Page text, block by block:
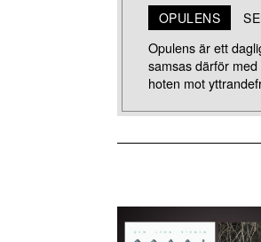
OPULENS
Opulens är ett
samsas därför
hoten mot